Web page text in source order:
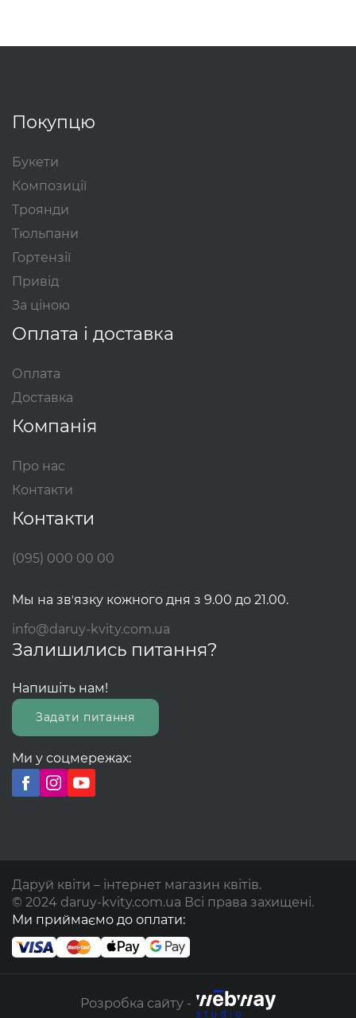
Покупцю
Букети
Композиції
Троянди
Тюльпани
Гортензії
Привід
За ціною
Оплата і доставка
Оплата
Доставка
Компанія
Про нас
Контакти
Контакти
(095) 000 00 00
Мы на звʼязку кожного дня з 9.00 до 21.00.
info@daruy-kvity.com.ua
Залишились питання?
Напишіть нам!
Задати питання
Ми у соцмережах:
Даруй квіти – інтернет магазин квітів.
© 2024 daruy-kvity.com.ua Всі права захищені.
Ми приймаємо до оплати:
Розробка сайту -